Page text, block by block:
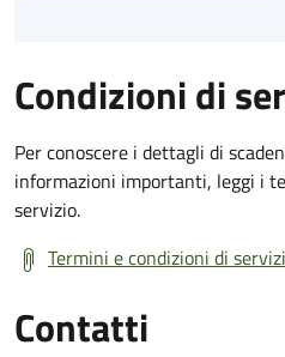
Condizioni di
Per conoscere i dettagli di
informazioni importanti, leggi i
servizio.
Termini e condizioni di
Contatti